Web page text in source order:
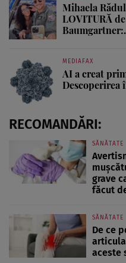
Mihaela
LOVITURĂ
MEDIAFAX
AI a creat
Descoperirea
RECOMANDĂRI:
SĂNĂTATE
grave
făcut
SĂNĂTATE
De ce
aceste